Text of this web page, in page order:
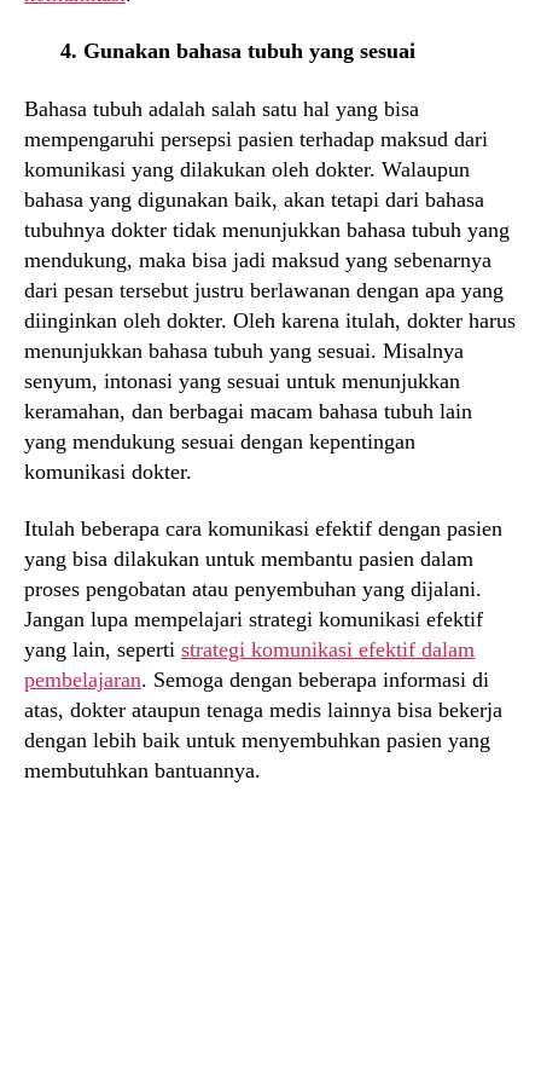
4. Gunakan bahasa tubuh yang sesuai
Bahasa tubuh adalah salah satu hal yang bisa
mempengaruhi persepsi pasien terhadap maksud dari
komunikasi yang dilakukan oleh dokter. Walaupun
bahasa yang digunakan baik, akan tetapi dari bahasa
tubuhnya dokter tidak menunjukkan bahasa tubuh yang
mendukung, maka bisa jadi maksud yang sebenarnya
dari pesan tersebut justru berlawanan dengan apa yang
diinginkan oleh dokter. Oleh karena itulah, dokter harus
menunjukkan bahasa tubuh yang sesuai. Misalnya
senyum, intonasi yang sesuai untuk menunjukkan
keramahan, dan berbagai macam bahasa tubuh lain
yang mendukung sesuai dengan kepentingan
komunikasi dokter.
Itulah beberapa cara komunikasi efektif dengan pasien
yang bisa dilakukan untuk membantu pasien dalam
proses pengobatan atau penyembuhan yang dijalani.
Jangan lupa mempelajari strategi komunikasi efektif
yang lain, seperti strategi komunikasi efektif dalam
pembelajaran. Semoga dengan beberapa informasi di
atas, dokter ataupun tenaga medis lainnya bisa bekerja
dengan lebih baik untuk menyembuhkan pasien yang
membutuhkan bantuannya.